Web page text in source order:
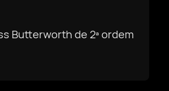
Butterworth de 2ª ordem